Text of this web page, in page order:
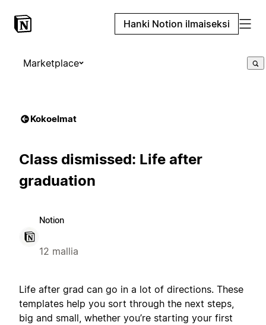
Hanki Notion ilmaiseksi
Marketplace
Kokoelmat
Class dismissed: Life after
graduation
Notion
12 mallia
Life after grad can go in a lot of directions. These
templates help you sort through the next steps,
big and small, whether you’re starting your first